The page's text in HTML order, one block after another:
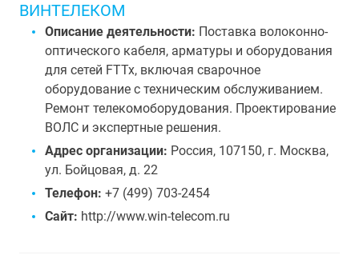
ВИНТЕЛЕКОМ
Описание деятельности: Поставка волоконно-
оптического кабеля, арматуры и оборудования
для сетей FTTx, включая сварочное
оборудование с техническим обслуживанием.
Ремонт телекомоборудования. Проектирование
ВОЛС и экспертные решения.
Адрес организации: Россия, 107150, г. Москва,
ул. Бойцовая, д. 22
Телефон: +7 (499) 703-2454
Сайт: http://www.win-telecom.ru